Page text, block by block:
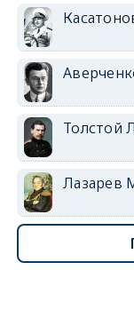
Толстой
Лазарев